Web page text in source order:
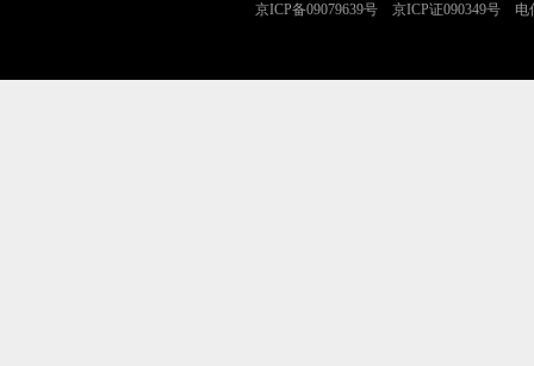
京ICP备09079639号 京ICP证090349号 电